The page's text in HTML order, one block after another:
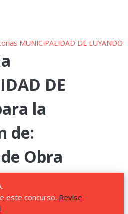
MUNICIPALIDAD DE LUYANDO
DE
la
de:
Obra
este concurso. Revise